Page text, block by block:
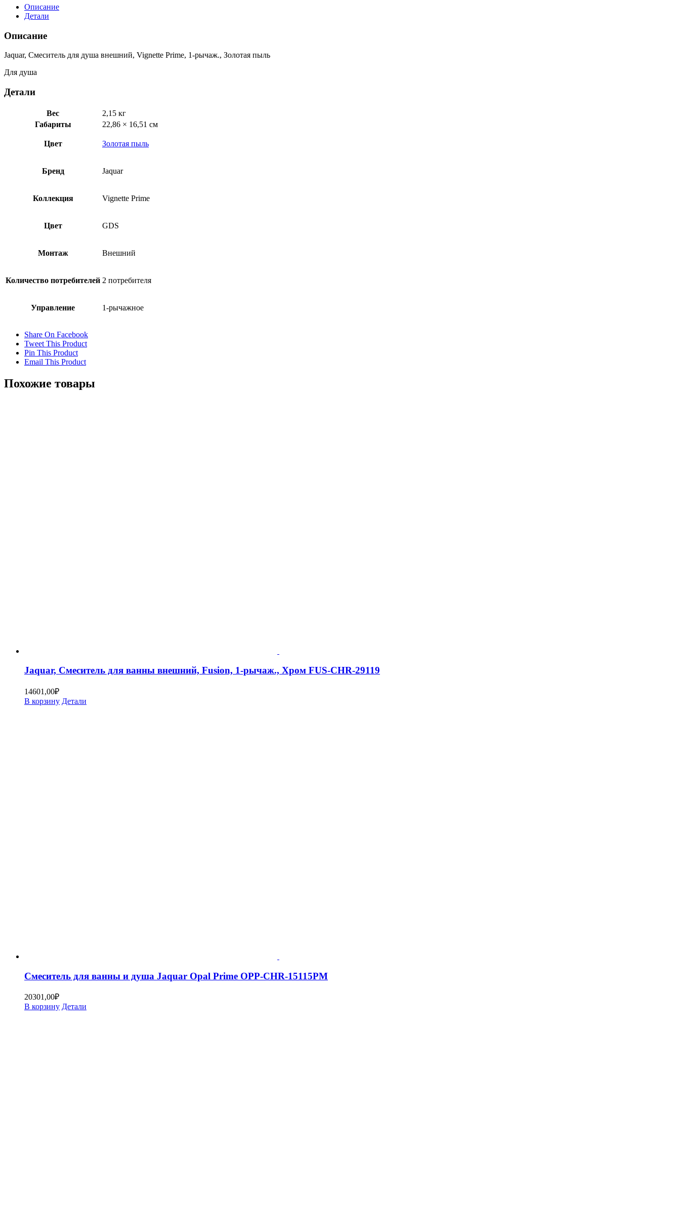
душа
внешний,
Vignette
Prime,
рычаж.,
Золотая
пыль
GDS-
Описание
Детали
Описание
Jaquar, Смеситель для душа внешний, Vignette Prime, 1-рычаж., Золотая пыль
Для душа
Детали
Вес
2,15 кг
Габариты
22,86 × 16,51 см
Цвет Золотая пыль
Бренд Jaquar
Коллекция Vignette Prime
Цвет GDS
Монтаж Внешний
Количество потребителей 2 потребителя
Управление 1-рычажное
Share On Facebook
Tweet This Product
Pin This Product
Email This Product
Похожие товары
Jaquar, Смеситель для ванны внешний, Fusion, 1-рычаж., Хром FUS-CHR-29119
14601,00₽
В корзину Детали
Смеситель для ванны и душа Jaquar Opal Prime OPP-CHR-15115PM
20301,00₽
В корзину Детали